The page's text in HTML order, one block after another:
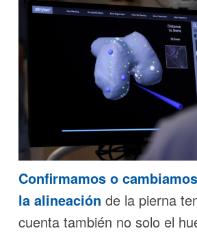
Confirmamos o
la alineación de la pierna
cuenta también no solo el